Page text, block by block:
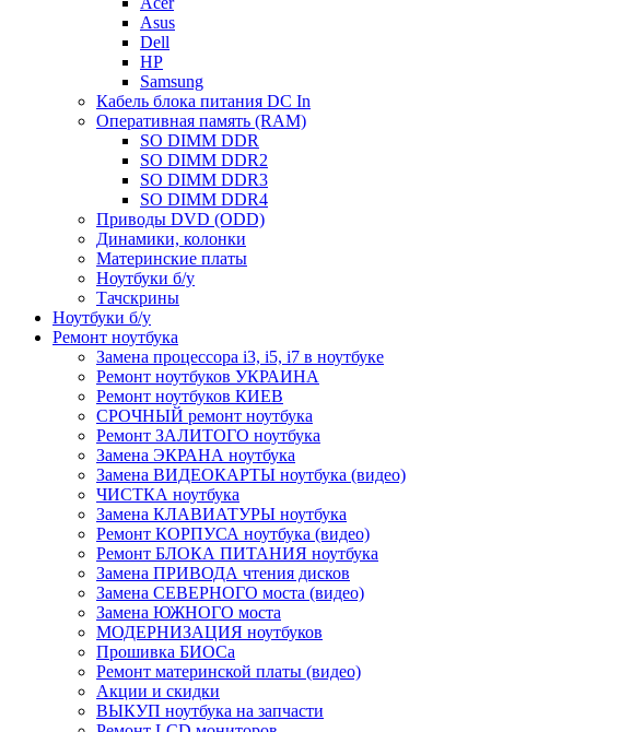
Asus
Dell
HP
Samsung
Кабель блока питания DC In
Оперативная память (RAM)
SO DIMM DDR
SO DIMM DDR2
SO DIMM DDR3
SO DIMM DDR4
Приводы DVD (ODD)
Динамики, колонки
Материнские платы
Ноутбуки б/у
Тачскрины
Ноутбуки б/у
Ремонт ноутбука
Замена процессора i3, i5, i7 в ноутбуке
Ремонт ноутбуков УКРАИНА
Ремонт ноутбуков КИЕВ
СРОЧНЫЙ ремонт ноутбука
Ремонт ЗАЛИТОГО ноутбука
Замена ЭКРАНА ноутбука
Замена ВИДЕОКАРТЫ ноутбука (видео)
ЧИСТКА ноутбука
Замена КЛАВИАТУРЫ ноутбука
Ремонт КОРПУСА ноутбука (видео)
Ремонт БЛОКА ПИТАНИЯ ноутбука
Замена ПРИВОДА чтения дисков
Замена СЕВЕРНОГО моста (видео)
Замена ЮЖНОГО моста
МОДЕРНИЗАЦИЯ ноутбуков
Прошивка БИОСа
Ремонт материнской платы (видео)
Акции и скидки
ВЫКУП ноутбука на запчасти